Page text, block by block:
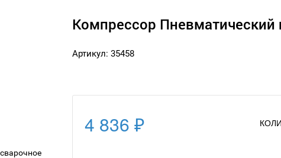
Компрессор
Артикул: 35458
4 836 ₽